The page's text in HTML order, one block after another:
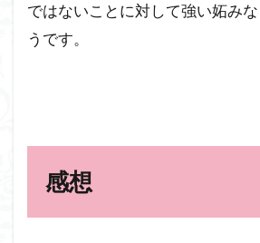
ではないことに対して強い妬み
うです。
感想